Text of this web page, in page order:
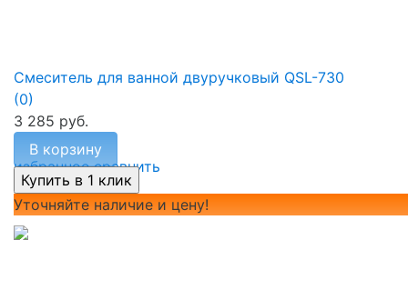
избранное сравнить
Смеситель для ванной двуручковый QSL-730
(0)
3 285 руб.
В корзину
Уточняйте наличие и цену!